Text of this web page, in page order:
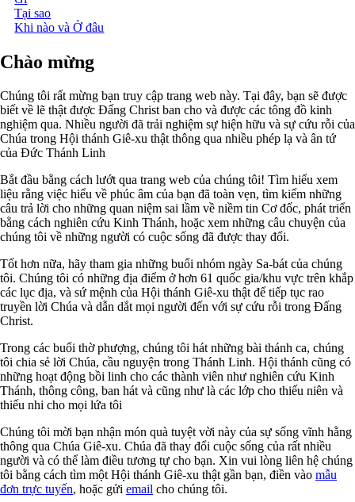
Tại sao
Khi nào và Ở đâu
Chào mừng
Chúng tôi rất mừng bạn truy cập trang web này. Tại đây, bạn sẽ được
biết về lẽ thật được Đấng Christ ban cho và được các tông đồ kinh
nghiệm qua. Nhiều người đã trải nghiệm sự hiện hữu và sự cứu rỗi của
Chúa trong Hội thánh Giê-xu thật thông qua nhiều phép lạ và ân tứ
của Đức Thánh Linh
Bắt đầu bằng cách lướt qua trang web của chúng tôi! Tìm hiểu xem
liệu rằng việc hiểu về phúc âm của bạn đã toàn vẹn, tìm kiếm những
câu trả lời cho những quan niệm sai lầm về niềm tin Cơ đốc, phát triển
bằng cách nghiên cứu Kinh Thánh, hoặc xem những câu chuyện của
chúng tôi về những người có cuộc sống đã được thay đổi.
Tốt hơn nữa, hãy tham gia những buổi nhóm ngày Sa-bát của chúng
tôi. Chúng tôi có những địa điểm ở hơn 61 quốc gia/khu vực trên khắp
các lục địa, và sứ mệnh của Hội thánh Giê-xu thật để tiếp tục rao
truyền lời Chúa và dẫn dắt mọi người đến với sự cứu rỗi trong Đấng
Christ.
Trong các buổi thờ phượng, chúng tôi hát những bài thánh ca, chúng
tôi chia sẻ lời Chúa, cầu nguyện trong Thánh Linh. Hội thánh cũng có
những hoạt động bồi linh cho các thành viên như nghiên cứu Kinh
Thánh, thông công, ban hát và cũng như là các lớp cho thiếu niên và
thiếu nhi cho mọi lứa tôi
Chúng tôi mời bạn nhận món quà tuyệt vời này của sự sống vĩnh hằng
thông qua Chúa Giê-xu. Chúa đã thay đổi cuộc sống của rất nhiều
người và có thể làm điều tương tự cho bạn. Xin vui lòng liên hệ chúng
tôi bằng cách tìm một Hội thánh Giê-xu thật gần bạn, điền vào mẫu
đơn trực tuyến, hoặc gửi email cho chúng tôi.